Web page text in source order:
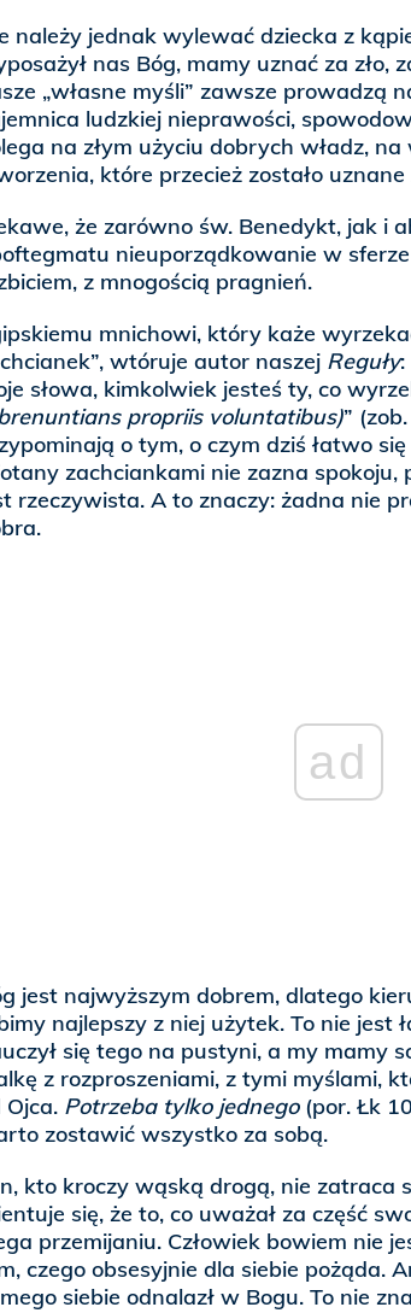
należy jednak wylewać dziecka z
nas Bóg, mamy uznać za zło,
„własne myśli” zawsze prowadzą
ludzkiej nieprawości,
na złym użyciu dobrych władz,
które przecież zostało
że zarówno św. Benedykt, jak i
nieuporządkowanie w
z mnogością pragnień.
mnichowi, który każe
wtóruje autor naszej Reguły:
słowa, kimkolwiek jesteś ty, co
propriis voluntatibus)”
o tym, o czym dziś łatwo
zachciankami nie zazna spokoju,
rzeczywista. A to znaczy: żadna nie
ad
jest najwyższym dobrem, dlatego
najlepszy z niej użytek. To nie jest
się tego na pustyni, a my mamy
z rozproszeniami, z tymi myślami,
Ojca. Potrzeba tylko jednego(por. Łk
zostawić wszystko za sobą.
kto kroczy wąską drogą, nie zatraca
się, że to, co uważał za część
przemijaniu. Człowiek bowiem nie
czego obsesyjnie dla siebie pożąda.
siebie odnalazł w Bogu. To nie